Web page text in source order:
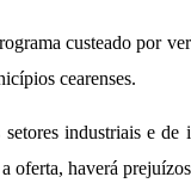
custeado por
cearenses.
industriais e de
oferta, haverá